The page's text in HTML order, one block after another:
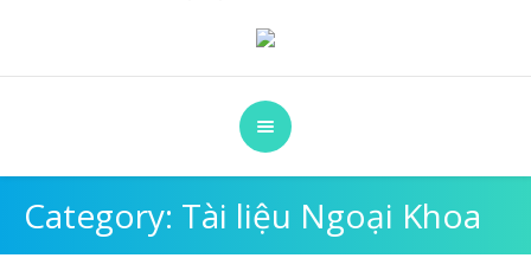
Category: Tài liệu Ngoại Khoa